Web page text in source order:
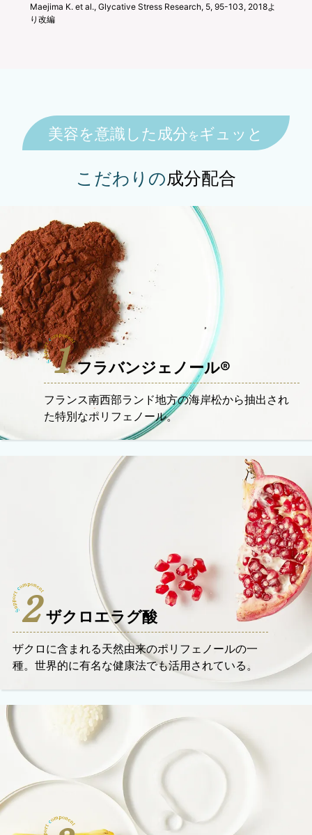
Maejima K. et al., Glycative Stress Research, 5, 95-103, 2018よ
り改編
美容を意識した成分を ギュッと
こだわりの成分配合
1 フラバンジェノール®
フランス南西部ランド地方の海岸松から抽出され
た特別なポリフェノール。
2 ザクロエラグ酸
ザクロに含まれる天然由来のポリフェノールの一
種。世界的に有名な健康法でも活用されている。